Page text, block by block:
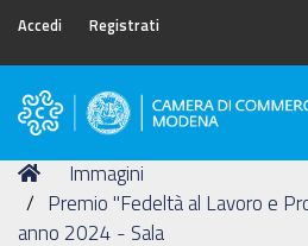
Accedi Registrati
Camera
Commercio
di
Modena
Tu
sei
qui:
Home
Immagini
Premio "Fedeltà al Lavoro e
anno 2024 - Sala